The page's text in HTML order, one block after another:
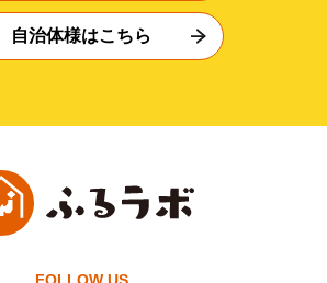
自治体様はこちら
FOLLOW US